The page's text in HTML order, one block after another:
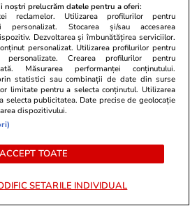
tăupentru a adăuga
dialogului.
comunitatii
noștri prelucrăm datele pentru a oferi:
reclamelor. Utilizarea profilurilor pentru
personalizat. Stocarea și/sau accesarea
Dezvoltarea și îmbunătățirea serviciilor.
personalizat. Utilizarea profilurilor pentru
personalizate. Crearea profilurilor pentru
Măsurarea performanței conținutului.
statistici sau combinații de date din surse
limitate pentru a selecta conținutul. Utilizarea
selecta publicitatea. Date precise de geolocație
dispozitivului.
ACCEPT TOATE
SETARILE INDIVIDUAL